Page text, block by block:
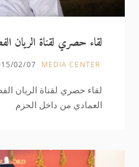
لقاء حصري لقناة الريان
العمادي من داخل الحزم
MEDIA CENTER
02/07
لقاء حصري لقناة الريان
العمادي من داخل الحزم